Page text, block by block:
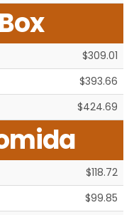
$309.01
$393.66
$424.69
$118.72
$99.85